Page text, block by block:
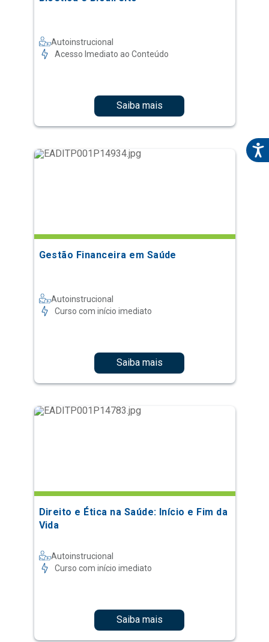
Autoinstrucional
Acesso Imediato ao Conteúdo
Saiba mais
Gestão Financeira em Saúde
Autoinstrucional
Curso com início imediato
Saiba mais
Direito e Ética na Saúde: Início e Fim da
Vida
Autoinstrucional
Curso com início imediato
Saiba mais